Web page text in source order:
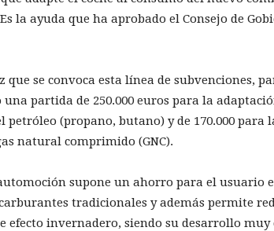
la ayuda que ha aprobado el Consejo de
que se convoca esta línea de subvenciones,
partida de 250.000 euros para la
petróleo (propano, butano) y de 170.000 para
natural comprimido (GNC).
supone un ahorro para el usuario
tradicionales y además permite
efecto invernadero, siendo su desarrollo